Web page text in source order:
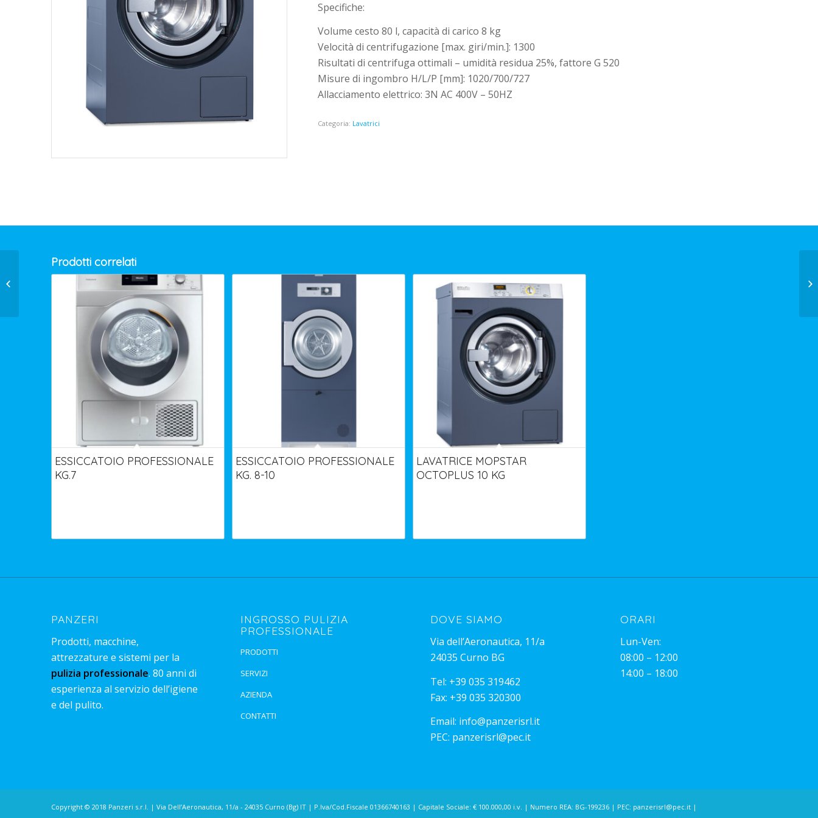
Specifiche:
Volume cesto 80 l, capacità di carico 8 kg
Velocità di centrifugazione [max. giri/min.]: 1300
Risultati di centrifuga ottimali – umidità residua 25%, fattore G 520
Misure di ingombro H/L/P [mm]: 1020/700/727
Allacciamento elettrico: 3N AC 400V – 50HZ
Categoria: Lavatrici
Prodotti correlati
ESSICCATOIO PROFESSIONALE
KG.7
ESSICCATOIO PROFESSIONALE
KG. 8-10
LAVATRICE MOPSTAR
OCTOPLUS 10 KG
PANZERI
Prodotti, macchine,
attrezzature e sistemi per la
pulizia professionale. 80 anni di
esperienza al servizio dell’igiene
e del pulito.
INGROSSO PULIZIA
PROFESSIONALE
PRODOTTI
SERVIZI
AZIENDA
CONTATTI
DOVE SIAMO
Via dell’Aeronautica, 11/a
24035 Curno BG
Tel: +39 035 319462
Fax: +39 035 320300
Email: info@panzerisrl.it
PEC: panzerisrl@pec.it
ORARI
Lun-Ven:
08:00 – 12:00
14:00 – 18:00
Copyright © 2018 Panzeri s.r.l. | Via Dell’Aeronautica, 11/a - 24035 Curno (Bg) IT | P.Iva/Cod.Fiscale 01366740163 | Capitale Sociale: € 100.000,00 i.v. | Numero REA: BG-199236 | PEC: panzerisrl@pec.it|
LAVATRICE MOPSTAR
OCTOPLUS 10 KG